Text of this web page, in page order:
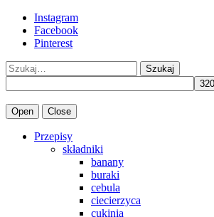
Instagram
Facebook
Pinterest
Szukaj
Open Close
Przepisy
składniki
banany
buraki
cebula
ciecierzyca
cukinia